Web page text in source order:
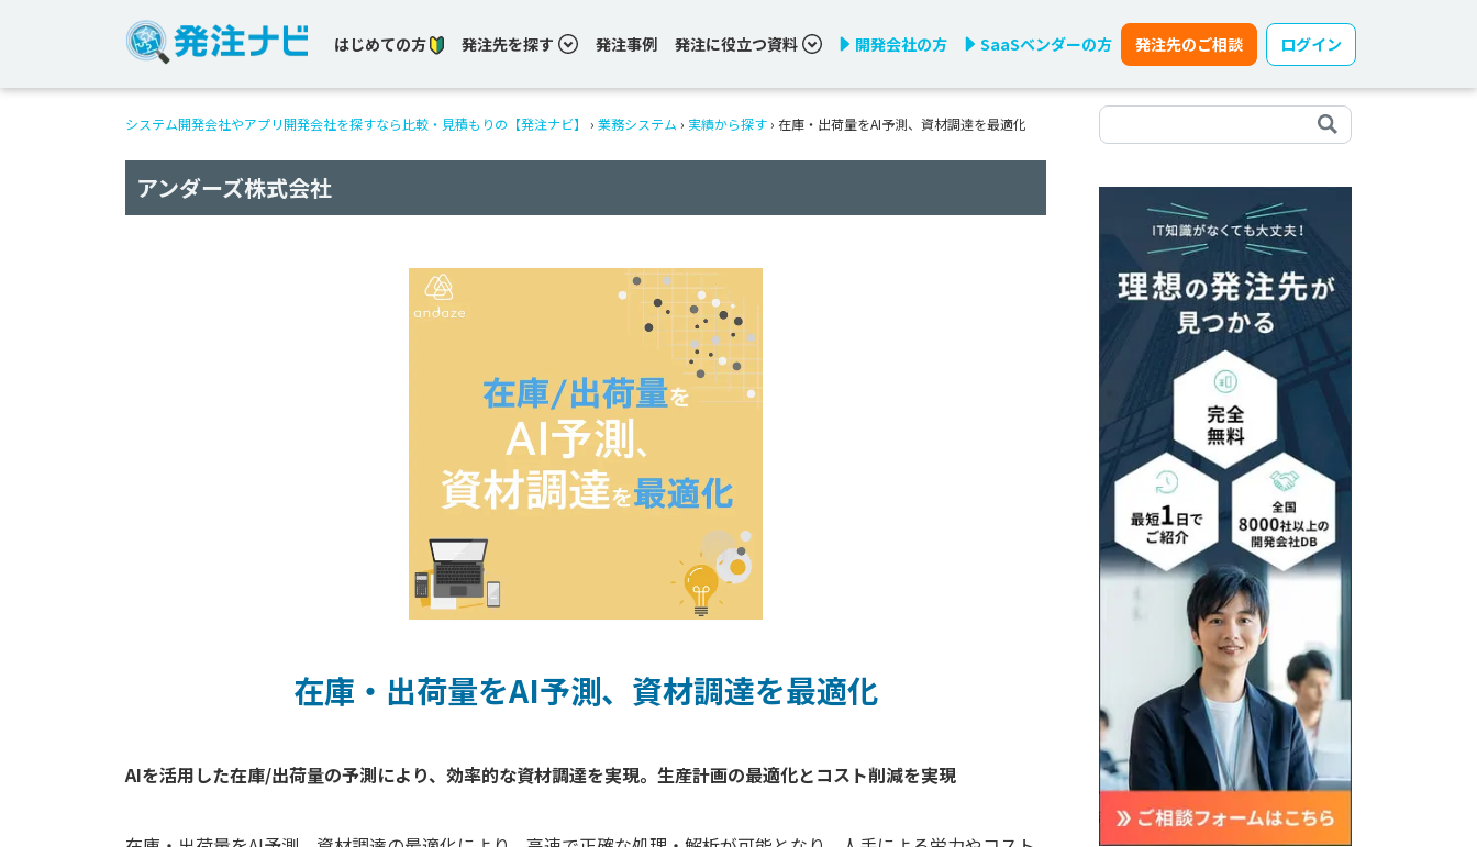
はじめての方 発注先を探す 発注事例 発注に役立つ資料 開発会社の方 SaaSベンダーの方 発注先のご相談 ログイン
システム開発会社やアプリ開発会社を探すなら比較・見積もりの【発注ナビ】 › 業務システム › 実績から探す › 在庫・出荷量をAI予測、資材調達を最適化
アンダーズ株式会社
在庫・出荷量をAI予測、資材調達を最適化